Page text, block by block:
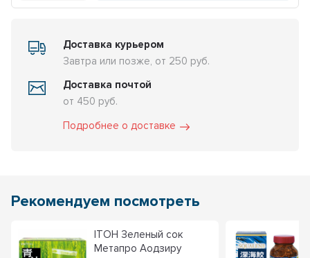
Доставка курьером
Завтра или позже, от 250 руб.
Доставка почтой
от 450 руб.
Подробнее о доставке
Рекомендуем посмотреть
ITOH Зеленый сок
Метапро Аодзиру